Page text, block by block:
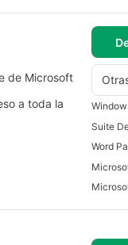
de Microsoft
a toda la
Word